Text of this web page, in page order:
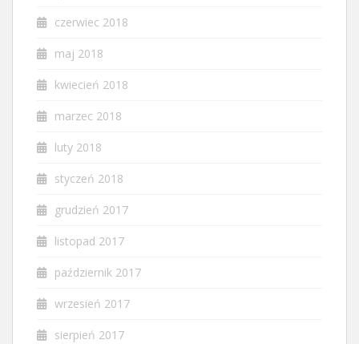
czerwiec 2018
maj 2018
kwiecień 2018
marzec 2018
luty 2018
styczeń 2018
grudzień 2017
listopad 2017
październik 2017
wrzesień 2017
sierpień 2017